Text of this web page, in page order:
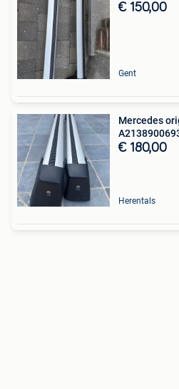
€ 150,00
Gent
Mercedes
€ 180,00
Herentals